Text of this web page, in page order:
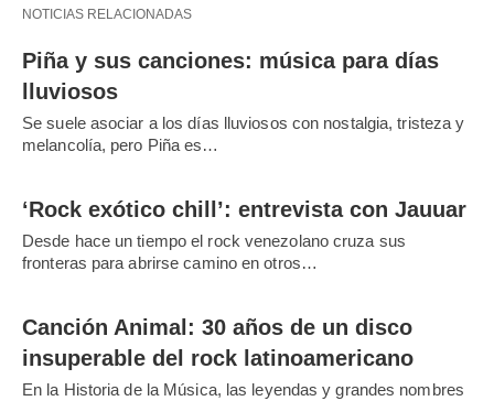
NOTICIAS RELACIONADAS
Piña y sus canciones: música para días
lluviosos
Se suele asociar a los días lluviosos con nostalgia, tristeza y
melancolía, pero Piña es…
‘Rock exótico chill’: entrevista con Jauuar
Desde hace un tiempo el rock venezolano cruza sus
fronteras para abrirse camino en otros…
Canción Animal: 30 años de un disco
insuperable del rock latinoamericano
En la Historia de la Música, las leyendas y grandes nombres